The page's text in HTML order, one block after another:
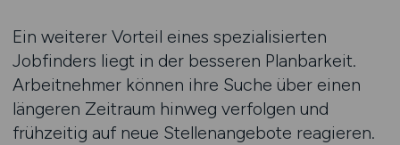
Ein weiterer Vorteil eines spezialisierten
Jobfinders liegt in der besseren Planbarkeit.
Arbeitnehmer können ihre Suche über einen
längeren Zeitraum hinweg verfolgen und
frühzeitig auf neue Stellenangebote reagieren.